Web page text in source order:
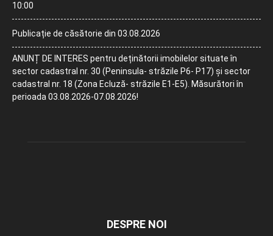
10:00
Publicație de căsătorie din 03.08.2026
ANUNȚ DE INTERES pentru deținătorii imobilelor situate în
sector cadastral nr. 30 (Peninsula- străzile P6- P17) și sector
cadastral nr. 18 (Zona Ecluză- străzile E1-E5). Măsurători în
perioada 03.08.2026-07.08.2026!
DESPRE NOI